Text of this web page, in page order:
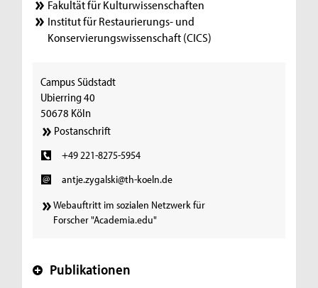
Fakultät für Kulturwissenschaften
Institut für Restaurierungs- und
Konservierungswissenschaft (CICS)
Campus Südstadt
Ubierring 40
50678 Köln
Postanschrift
+49 221-8275-5954
antje.zygalski@th-koeln.de
Webauftritt im sozialen Netzwerk für
Forscher "Academia.edu"
+ Publikationen